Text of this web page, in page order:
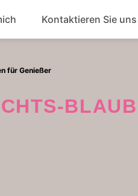
Kontaktieren Sie uns
für Genießer